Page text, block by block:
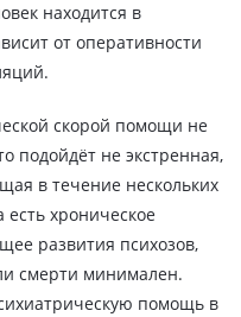
находится в
от оперативности
скорой помощи не
подойдёт не экстренная,
в течение нескольких
хроническое
развития психозов,
смерти минимален.
помощь в